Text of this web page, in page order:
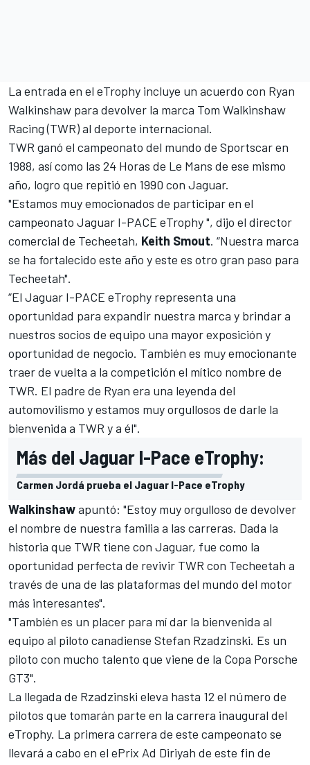
La entrada en el eTrophy incluye un acuerdo con Ryan
Walkinshaw para devolver la marca Tom Walkinshaw
Racing (TWR) al deporte internacional.
TWR ganó el campeonato del mundo de Sportscar en
1988, así como las 24 Horas de Le Mans de ese mismo
año, logro que repitió en 1990 con Jaguar.
"Estamos muy emocionados de participar en el
campeonato Jaguar I-PACE eTrophy", dijo el director
comercial de Techeetah, Keith Smout. “Nuestra marca
se ha fortalecido este año y este es otro gran paso para
Techeetah".
“El Jaguar I-PACE eTrophy representa una
oportunidad para expandir nuestra marca y brindar a
nuestros socios de equipo una mayor exposición y
oportunidad de negocio. También es muy emocionante
traer de vuelta a la competición el mítico nombre de
TWR. El padre de Ryan era una leyenda del
automovilismo y estamos muy orgullosos de darle la
bienvenida a TWR y a él".
Más del Jaguar I-Pace eTrophy:
Carmen Jordá prueba el Jaguar I-Pace eTrophy
Walkinshawapuntó: "Estoy muy orgulloso de devolver
el nombre de nuestra familia a las carreras. Dada la
historia que TWR tiene con Jaguar, fue como la
oportunidad perfecta de revivir TWR con Techeetah a
través de una de las plataformas del mundo del motor
más interesantes".
"También es un placer para mí dar la bienvenida al
equipo al piloto canadiense Stefan Rzadzinski. Es un
piloto con mucho talento que viene de la Copa Porsche
GT3".
La llegada de Rzadzinski eleva hasta 12 el número de
pilotos que tomarán parte en la carrera inaugural del
eTrophy. La primera carrera de este campeonato se
llevará a cabo en el ePrix Ad Diriyah de este fin de